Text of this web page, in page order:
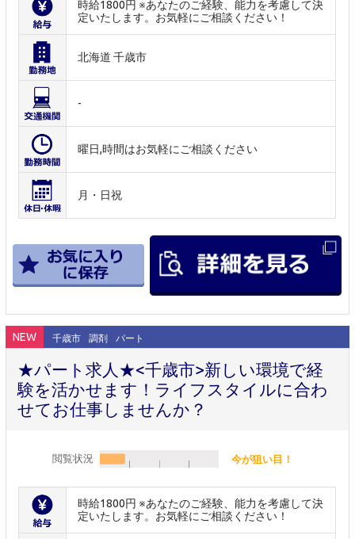
時給1800円 ※あなたのご経験、能力を考慮して決
定いたします。お気軽にご相談ください！
北海道 千歳市
-
曜日,時間はお気軽にご相談ください
月・日祝
NEW 千歳市 調剤 パート
★パート求人★<千歳市>新しい環境で経
験を活かせます！ライフスタイルに合わ
せてお仕事しませんか？
閲覧状況 今が狙い目！
時給1800円 ※あなたのご経験、能力を考慮して決
定いたします。お気軽にご相談ください！